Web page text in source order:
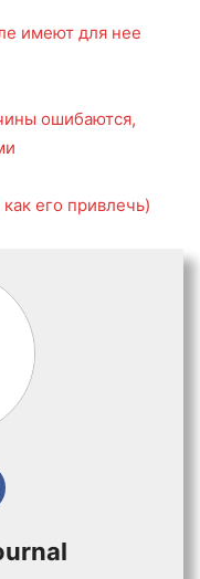
имеют для нее
ошибаются,
его привлечь)